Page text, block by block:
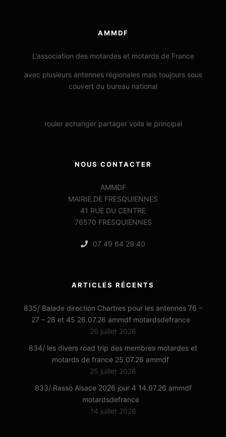
AMMDF
L’association des motardes et motards de France
avec plusieurs antennes régionales mais toujours sous
couvert du bureau national
rouler echanger partager voila le principal
NOUS CONTACTER
AMMDF
MAIRIE DE FRESQUIENNES
41 RUE DU CENTRE
76570 FRESQUIENNES
07 49 64 29 40
ARTICLES RÉCENTS
835/ Balade direction Chartres pour les antennes 76 –
27 – 28 et 45 26.07.26 ammdf motardsdefrance
26 juillet 2026
834/ les divers road trip des membres motardes et
motards de france 25.07.26 ammdf
25 juillet 2026
833/ Rasso Alsace 2026 jour 4 14.07.26 ammdf
motardsdefrance
14 juillet 2026